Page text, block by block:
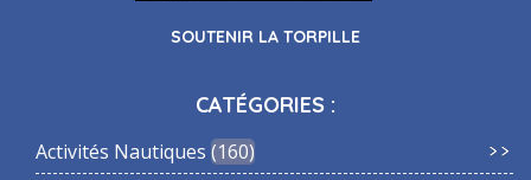
SOUTENIR LA TORPILLE
CATÉGORIES :
Activités Nautiques 160